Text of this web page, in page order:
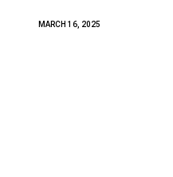
MARCH 16, 2025